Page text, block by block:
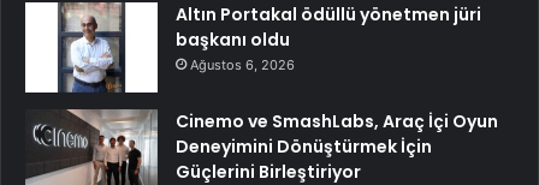
Altın Portakal ödüllü yönetmen jüri
başkanı oldu
Ağustos 6, 2026
Cinemo ve SmashLabs, Araç İçi Oyun
Deneyimini Dönüştürmek İçin
Güçlerini Birleştiriyor